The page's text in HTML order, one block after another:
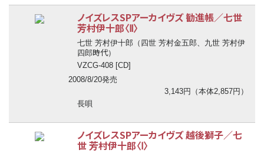
ノイズレスSPアーカイヴズ 勧進帳／七世
芳村伊十郎〈Ⅱ〉
七世 芳村伊十郎（四世 芳村金五郎、九世 芳村伊
四郎時代）
VZCG-408 [CD]
2008/8/20発売
3,143円（本体2,857円）
長唄
ノイズレスSPアーカイヴズ 越後獅子／七
世 芳村伊十郎〈Ⅰ〉